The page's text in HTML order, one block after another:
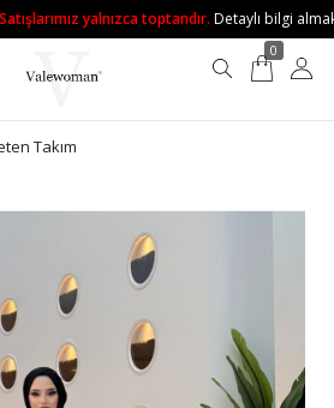
yalnızca toptandır.Detaylı bilgi almak
0
Takım